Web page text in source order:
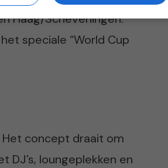
Haag/Scheveningen.
speciale “World Cup
concept draait om
loungeplekken en